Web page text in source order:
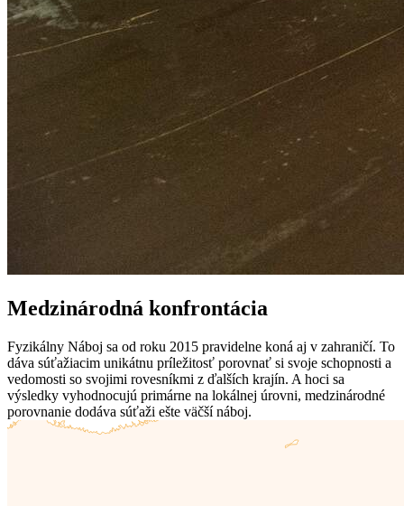
Medzinárodná konfrontácia
Fyzikálny Náboj sa od roku 2015 pravidelne koná aj v zahraničí. To
dáva súťažiacim unikátnu príležitosť porovnať si svoje schopnosti a
vedomosti so svojimi rovesníkmi z ďalších krajín. A hoci sa
výsledky vyhodnocujú primárne na lokálnej úrovni, medzinárodné
porovnanie dodáva súťaži ešte väčší náboj.